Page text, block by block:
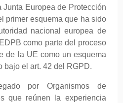
Europea de Protección
primer esquema que ha sido
nacional europea de
como parte del proceso
de la UE como un esquema
bajo el art. 42 del RGPD.
por Organismos de
que reúnen la experiencia